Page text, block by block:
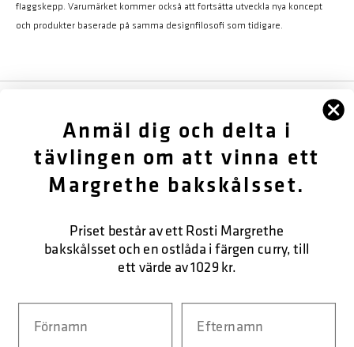
flaggskepp. Varumärket kommer också att fortsätta utveckla nya koncept
och produkter baserade på samma designfilosofi som tidigare.
KUNDTJÄNST
Anmäl dig och delta i
tävlingen om att vinna ett
Margrethe bakskålsset.
Priset består av ett Rosti Margrethe
bakskålsset och en ostlåda i färgen curry, till
ett värde av 1029 kr.